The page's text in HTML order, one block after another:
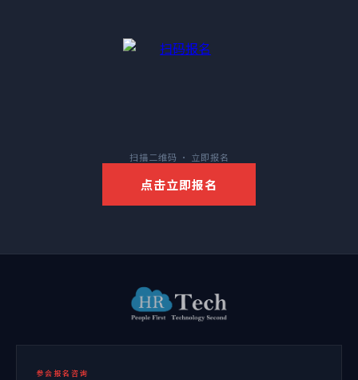
扫描二维码 · 立即报名
点击立即报名
参会报名咨询